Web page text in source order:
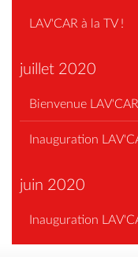
LAV'CAR à la TV !
juillet 2020
Bienvenue
Inauguration
juin 2020
Inauguration